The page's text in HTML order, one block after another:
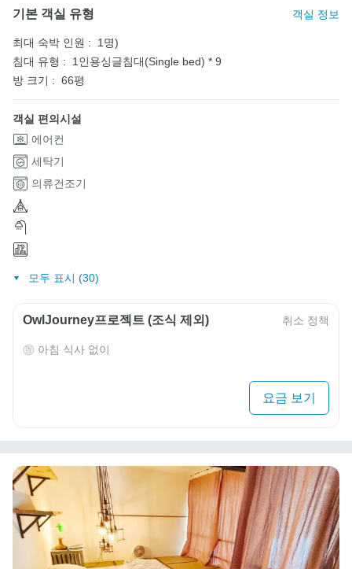
기본 객실 유형 객실 정보
최대 숙박 인원 :
1명)
침대 유형 :
1인용싱글침대(Single bed) * 9
방 크기 : 66평
객실 편의시설
에어컨
세탁기
의류건조기
모두 표시 (30)
OwlJourney프로젝트 (조식 제외) 취소 정책
아침 식사 없이
요금 보기